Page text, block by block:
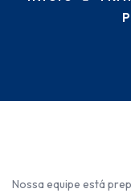
Nossa equipe está